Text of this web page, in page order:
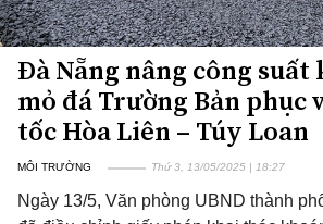
Đà Nẵng nâng công
mỏ đá Trường Bản phục
tốc Hòa Liên – Túy Loan
MÔI TRƯỜNG Thứ 3, 13/05/2025 | 18:27
Ngày 13/5, Văn phòng UBND thành